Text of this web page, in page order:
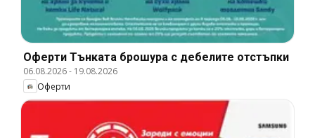
Оферти Тънката брошура с дебелите отстъпки
06.08.2026- 19.08.2026
Оферти